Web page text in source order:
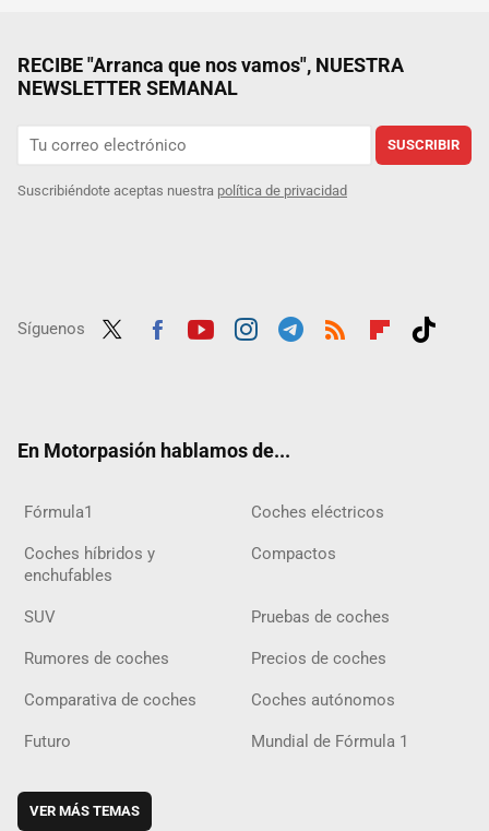
RECIBE "Arranca que nos vamos", NUESTRA
NEWSLETTER SEMANAL
SUSCRIBIR
Suscribiéndote aceptas nuestra política de privacidad
Síguenos
En Motorpasión hablamos de...
Fórmula1 Coches eléctricos
Coches híbridos y
enchufables
Compactos
SUV Pruebas de coches
Rumores de coches Precios de coches
Comparativa de coches Coches autónomos
Futuro Mundial de Fórmula 1
VER MÁS TEMAS